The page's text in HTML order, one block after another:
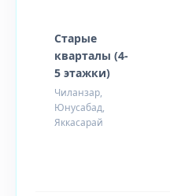
Старые
кварталы (4-
5 этажки)
Чиланзар,
Юнусабад,
Яккасарай